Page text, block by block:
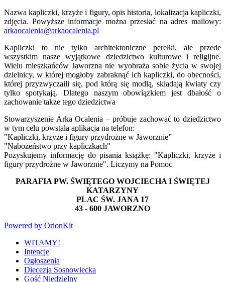
Nazwa kapliczki, krzyże i figury, opis historia, lokalizacja kapliczki,
zdjęcia. Powyższe informacje można przesłać na adres mailowy:
arkaocalenia@arkaocalenia.pl
Kapliczki to nie tylko architektoniczne perełki, ale przede
wszystkim nasze wyjątkowe dziedzictwo kulturowe i religijne.
Wielu mieszkańców Jaworzna nie wyobraża sobie życia w swojej
dzielnicy, w której mogłoby zabraknąć ich kapliczki, do obecności,
której przyzwyczaili się, pod którą się modlą, składają kwiaty czy
tylko spotykają. Dlatego naszym obowiązkiem jest dbałość o
zachowanie także tego dziedzictwa
Stowarzyszenie Arka Ocalenia – próbuje zachować to dziedzictwo
w tym celu powstała aplikacja na telefon:
"Kapliczki, krzyże i figury przydrożne w Jaworznie”
"Nabożeństwo przy kapliczkach"
Pozyskujemy informację do pisania książkę: "Kapliczki, krzyże i
figury przydrożne w Jaworznie". Liczymy na Pomoc
PARAFIA PW. ŚWIĘTEGO WOJCIECHA I ŚWIĘTEJ
KATARZYNY
PLAC ŚW. JANA 17
43 - 600 JAWORZNO
Powered by OrionKit
WITAMY!
Intencje
Ogłoszenia
Diecezja Sosnowiecka
Gość Niedzielny